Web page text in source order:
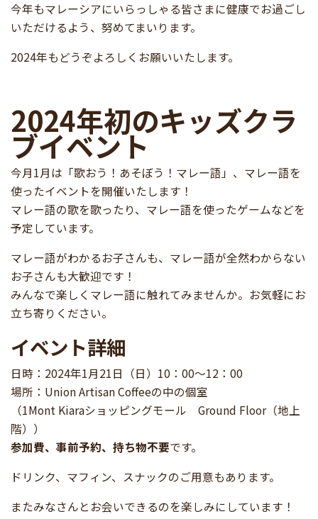
今年もマレーシアにいらっしゃる皆さまに健康でお過ごし
いただけるよう、努めてまいります。
2024年もどうぞよろしくお願いいたします。
2024年初のキッズクラ
ブイベント
今月1月は「歌おう！あそぼう！マレー語」、マレー語を
使ったイベントを開催いたします！
マレー語の歌を歌ったり、マレー語を使ったゲームなどを
予定しています。
マレー語がわかるお子さんも、マレー語が全然わからない
お子さんも大歓迎です！
みんなで楽しくマレー語に触れてみませんか。お気軽にお
立ち寄りください。
イベント詳細
日時：2024年1月21日（日）10：00～12：00
場所：Union Artisan Coffeeの中の個室
（1Mont Kiaraショッピングモール Ground Floor（地上
階））
参加費、事前予約、持ち物不要です。
ドリンク、マフィン、スナックのご用意もあります。
またみなさんとお会いできるのを楽しみにしています！